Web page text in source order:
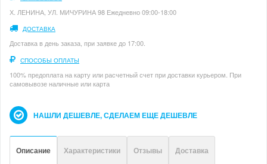
Х. ЛЕНИНА, УЛ. МИЧУРИНА 98 Ежедневно 09:00-18:00
ДОСТАВКА
Доставка в день заказа, при заявке до 17:00.
СПОСОБЫ ОПЛАТЫ
100% предоплата на карту или расчетный счет при доставки курьером. При
самовывозе наличные или карта
НАШЛИ ДЕШЕВЛЕ, СДЕЛАЕМ ЕЩЕ ДЕШЕВЛЕ
Описание Характеристики Отзывы Доставка